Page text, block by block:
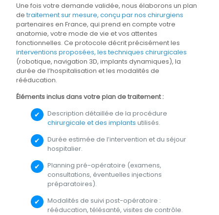
Une fois votre demande validée, nous élaborons un plan
detraitement sur mesure, conçu par nos chirurgiens
partenaires en France, qui prend en compte votre
anatomie, votre mode de vie et vos attentes
fonctionnelles. Ce protocole décrit précisément les
interventions proposées, les techniques chirurgicales
(robotique, navigation 3D, implants dynamiques), la
durée de l’hospitalisation et les modalités de
rééducation.
Éléments inclus dans votre plan de traitement :
Description détaillée de la procédure
chirurgicale et des implants utilisés.
Durée estimée de l’intervention et du séjour
hospitalier.
Planning pré-opératoire (examens,
consultations, éventuelles injections
préparatoires).
Modalités de suivi post-opératoire :
rééducation, télésanté, visites de contrôle.